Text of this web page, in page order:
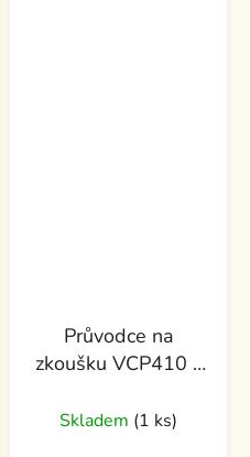
Průvodce na
zkoušku VCP410 -
Skladem (1 ks)